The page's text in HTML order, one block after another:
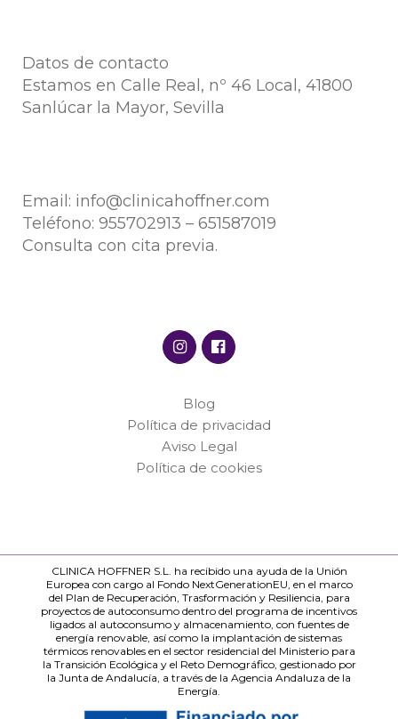
Datos de contacto
Estamos en Calle Real, nº 46 Local, 41800
Sanlúcar la Mayor, Sevilla
Email: info@clinicahoffner.com
Teléfono: 955702913 – 651587019
Consulta con cita previa.
Blog
Política de privacidad
Aviso Legal
Política de cookies
CLINICA HOFFNER S.L. ha recibido una ayuda de la Unión
Europea con cargo al Fondo NextGenerationEU, en el marco
del Plan de Recuperación, Trasformación y Resiliencia, para
proyectos de autoconsumo dentro del programa de incentivos
ligados al autoconsumo y almacenamiento, con fuentes de
energía renovable, así como la implantación de sistemas
térmicos renovables en el sector residencial del Ministerio para
la Transición Ecológica y el Reto Demográfico, gestionado por
la Junta de Andalucía, a través de la Agencia Andaluza de la
Energía.